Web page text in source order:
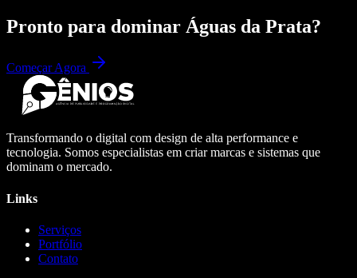
Pronto para dominar Águas da Prata?
Começar Agora
Transformando o digital com design de alta performance e
tecnologia. Somos especialistas em criar marcas e sistemas que
dominam o mercado.
Links
Serviços
Portfólio
Contato